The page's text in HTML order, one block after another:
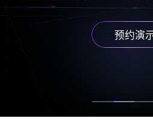
预约演